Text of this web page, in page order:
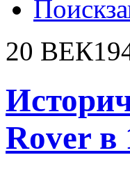
Поиск
20 ВЕК
Rover в